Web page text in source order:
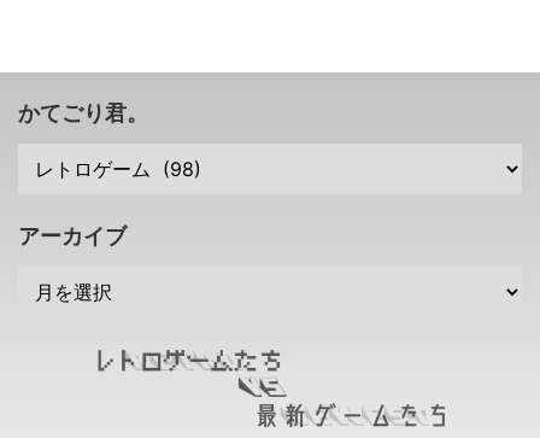
Foundation（VGHF）さん がコ
あ・・・企業としてはビジネスと
し、難しいところですよねー。
ロシティミニ V」 以前、「アス
夏に発売することが発表されまし
かてごり君。
アーカイブ